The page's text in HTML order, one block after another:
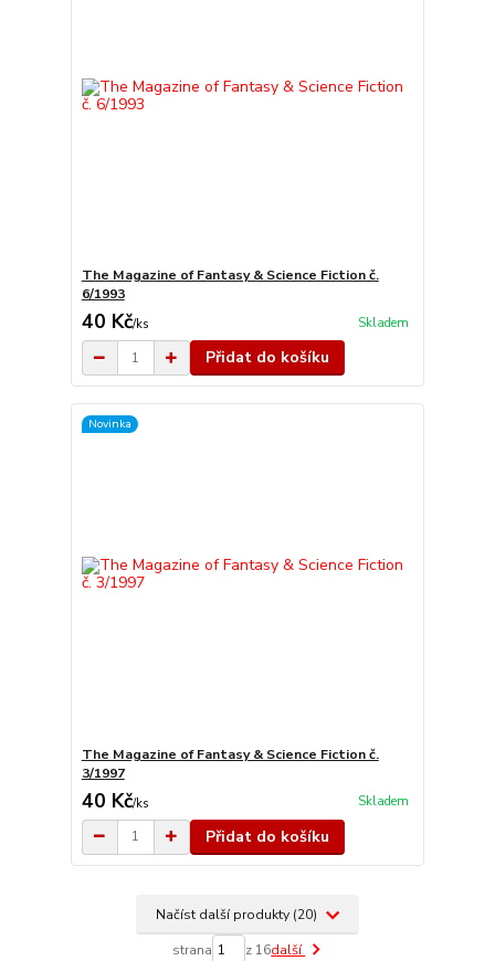
The Magazine of Fantasy & Science Fiction č.
6/1993
40 Kč/ks Skladem
Přidat do košíku
Novinka
The Magazine of Fantasy & Science Fiction č.
3/1997
40 Kč/ks Skladem
Přidat do košíku
Načíst další produkty (20)
strana z 16další